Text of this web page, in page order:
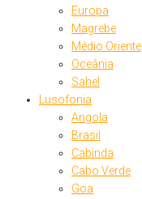
Europa
Magrebe
Médio Oriente
Oceânia
Sahel
Lusofonia
Angola
Brasil
Cabinda
Cabo Verde
Goa